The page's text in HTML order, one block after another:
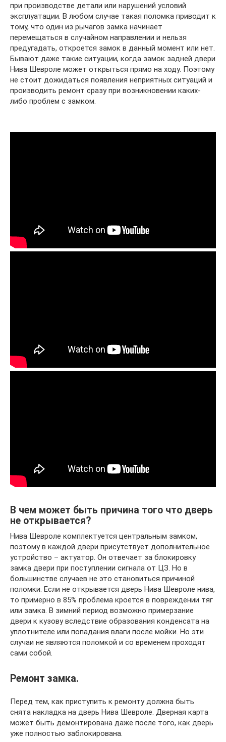
при производстве детали или нарушений условий
эксплуатации. В любом случае такая поломка приводит к
тому, что один из рычагов замка начинает
перемещаться в случайном направлении и нельзя
предугадать, откроется замок в данный момент или нет.
Бывают даже такие ситуации, когда замок задней двери
Нива Шевроле может открыться прямо на ходу. Поэтому
не стоит дожидаться появления неприятных ситуаций и
производить ремонт сразу при возникновении каких-
либо проблем с замком.
В чем может быть причина того что дверь
не открывается?
Нива Шевроле комплектуется центральным замком,
поэтому в каждой двери присутствует дополнительное
устройство – актуатор. Он отвечает за блокировку
замка двери при поступлении сигнала от ЦЗ. Но в
большинстве случаев не это становиться причиной
поломки. Если не открывается дверь Нива Шевроле нива,
то примерно в 85% проблема кроется в повреждении тяг
или замка. В зимний период возможно примерзание
двери к кузову вследствие образования конденсата на
уплотнителе или попадания влаги после мойки. Но эти
случаи не являются поломкой и со временем проходят
сами собой.
Ремонт замка.
Перед тем, как приступить к ремонту должна быть
снята накладка на дверь Нива Шевроле. Дверная карта
может быть демонтирована даже после того, как дверь
уже полностью заблокирована.